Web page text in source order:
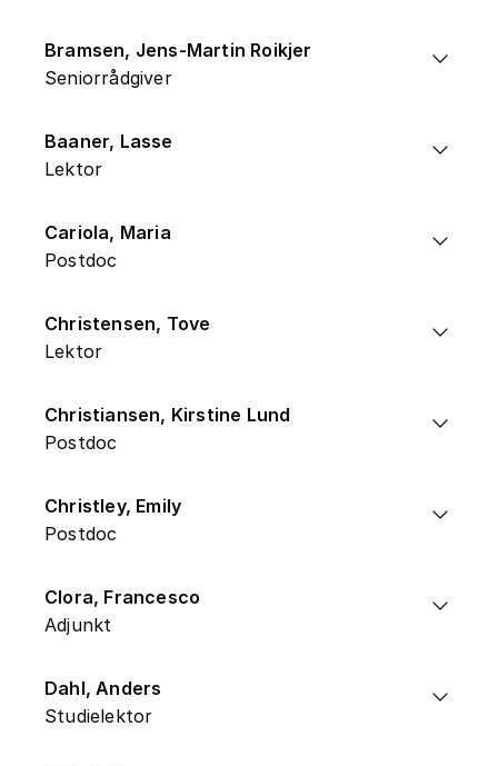
Bramsen, Jens-Martin Roikjer
Seniorrådgiver
Baaner, Lasse
Lektor
Cariola, Maria
Postdoc
Christensen, Tove
Lektor
Christiansen, Kirstine Lund
Postdoc
Christley, Emily
Postdoc
Clora, Francesco
Adjunkt
Dahl, Anders
Studielektor